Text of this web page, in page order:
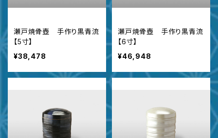
瀬戸焼骨壺 手作り黒青流
【5寸】
¥38,478
瀬戸焼骨壺 手作り黒青流
【6寸】
¥46,948